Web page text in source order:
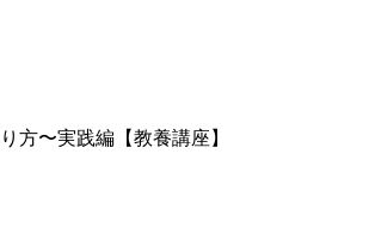
方〜実践編【教養講座】